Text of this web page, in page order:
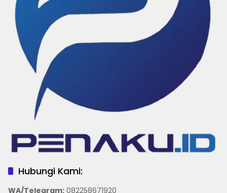
Hubungi Kami:
WA/Telegram: 082258671920